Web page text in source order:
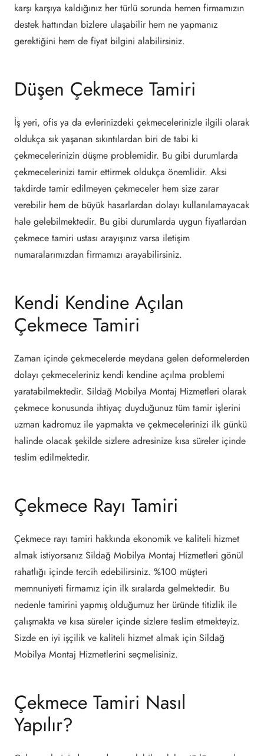
karşı karşıya kaldığınız her türlü sorunda hemen firmamızın
destek hattından bizlere ulaşabilir hem ne yapmanız
gerektiğini hem de fiyat bilgini alabilirsiniz.
Düşen Çekmece Tamiri
İş yeri, ofis ya da evlerinizdeki çekmecelerinizle ilgili olarak
oldukça sık yaşanan sıkıntılardan biri de tabi ki
çekmecelerinizin düşme problemidir. Bu gibi durumlarda
çekmecelerinizi tamir ettirmek oldukça önemlidir. Aksi
takdirde tamir edilmeyen çekmeceler hem size zarar
verebilir hem de büyük hasarlardan dolayı kullanılamayacak
hale gelebilmektedir. Bu gibi durumlarda uygun fiyatlardan
çekmece tamiri ustası arayışınız varsa iletişim
numaralarımızdan firmamızı arayabilirsiniz.
Kendi Kendine Açılan
Çekmece Tamiri
Zaman içinde çekmecelerde meydana gelen deformelerden
dolayı çekmeceleriniz kendi kendine açılma problemi
yaratabilmektedir. Sildağ Mobilya Montaj Hizmetleri olarak
çekmece konusunda ihtiyaç duyduğunuz tüm tamir işlerini
uzman kadromuz ile yapmakta ve çekmecelerinizi ilk günkü
halinde olacak şekilde sizlere adresinize kısa süreler içinde
teslim edilmektedir.
Çekmece Rayı Tamiri
Çekmece rayı tamiri hakkında ekonomik ve kaliteli hizmet
almak istiyorsanız Sildağ Mobilya Montaj Hizmetleri gönül
rahatlığı içinde tercih edebilirsiniz. %100 müşteri
memnuniyeti firmamız için ilk sıralarda gelmektedir. Bu
nedenle tamirini yapmış olduğumuz her üründe titizlik ile
çalışmakta ve kısa süreler içinde sizlere teslim etmekteyiz.
Sizde en iyi işçilik ve kaliteli hizmet almak için Sildağ
Mobilya Montaj Hizmetlerini seçmelisiniz.
Çekmece Tamiri Nasıl
Yapılır?